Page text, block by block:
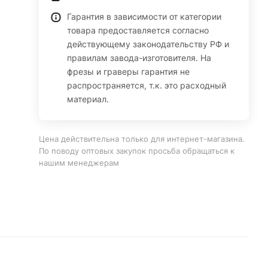
Гарантия в зависимости от категории
товара предоставляется согласно
действующему законодательству РФ и
правилам завода-изготовителя. На
фрезы и граверы гарантия не
распространяется, т.к. это расходный
материал.
Цена действительна только для интернет-магазина.
По поводу оптовых закупок просьба обращаться к
нашим менеджерам